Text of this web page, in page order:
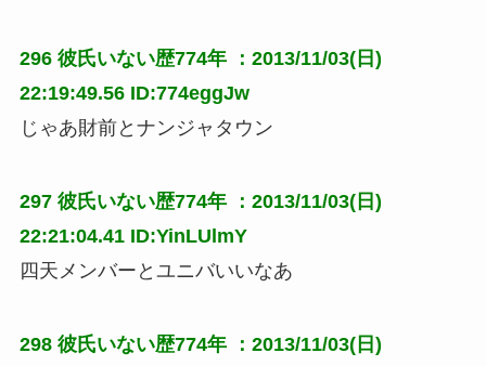
296 彼氏いない歴774年
：2013/11/03(日)
22:19:49.56 ID:774eggJw
じゃあ財前とナンジャタウン
297 彼氏いない歴774年
：2013/11/03(日)
22:21:04.41 ID:YinLUlmY
四天メンバーとユニバいいなあ
298 彼氏いない歴774年
：2013/11/03(日)